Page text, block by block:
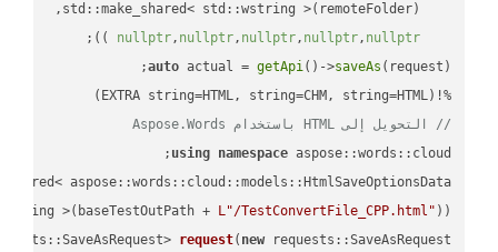
nullptr, nullptr, nullptr, nullptr, nullptr
))
;
auto actual = getApi()->saveAs
%!(EXTRA string=HTML, string=CHM, string=HTML)
// التحويل إلى HTML باستخدام Aspose.Words
using namespace aspose::words::cloud;
>(baseTestOutPath + L"/TestConvertFile_CPP.html" ));
request( new